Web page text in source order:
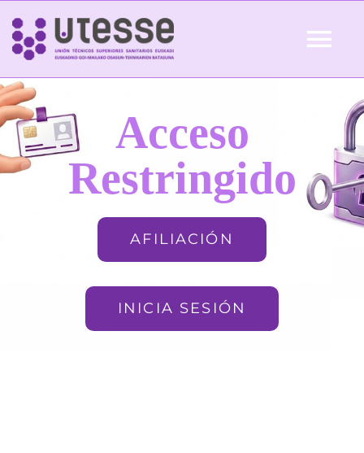
Skip
content
Inicio
QUIÉNES SOMOS Acceso
Restringido
AFILIACIÓN
INICIA SESIÓN